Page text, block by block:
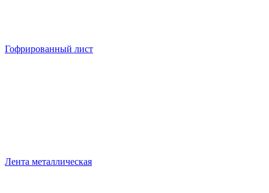
Гофрированный лист
Лента металлическая